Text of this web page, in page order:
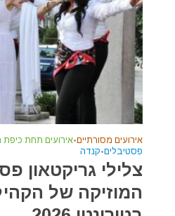
אירועים מסורתיים•אירועים תחת
פסטיבלים•קנדה
צלילי גריקטאון
המוזיקה של